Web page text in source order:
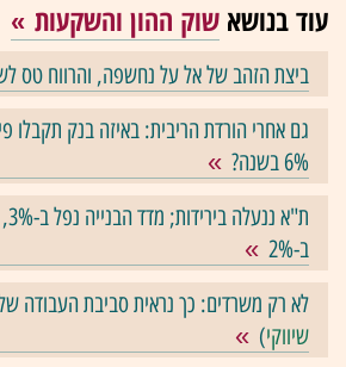
עוד בנושא שוק ההון והשקעות
ביצת הזהב של אל על נחשפה, והרווח טס
גם אחרי הורדת הריבית: באיזה בנק תקבלו
6% בשנה?
ת"א
ב-2%
לא רק משרדים: כך נראית סביבת העבודה
שיווקי)